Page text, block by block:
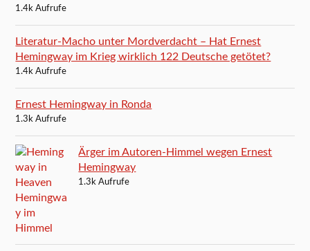
1.4k Aufrufe
Literatur-Macho unter Mordverdacht – Hat Ernest
Hemingway im Krieg wirklich 122 Deutsche getötet?
1.4k Aufrufe
Ernest Hemingway in Ronda
1.3k Aufrufe
Ärger im Autoren-Himmel wegen Ernest
Hemingway
1.3k Aufrufe